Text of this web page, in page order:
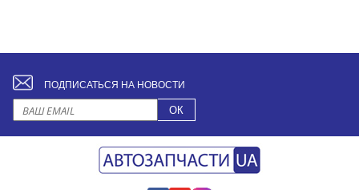
ПОДПИСАТЬСЯ НА НОВОСТИ